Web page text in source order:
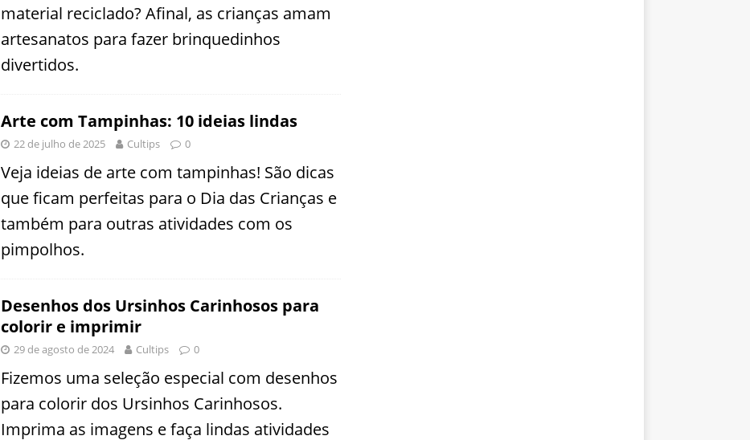
material reciclado? Afinal, as crianças amam
artesanatos para fazer brinquedinhos
divertidos.
Arte com Tampinhas: 10 ideias lindas
22 de julho de 2025 Cultips 0
Veja ideias de arte com tampinhas! São dicas
que ficam perfeitas para o Dia das Crianças e
também para outras atividades com os
pimpolhos.
Desenhos dos Ursinhos Carinhosos para
colorir e imprimir
29 de agosto de 2024 Cultips 0
Fizemos uma seleção especial com desenhos
para colorir dos Ursinhos Carinhosos.
Imprima as imagens e faça lindas atividades